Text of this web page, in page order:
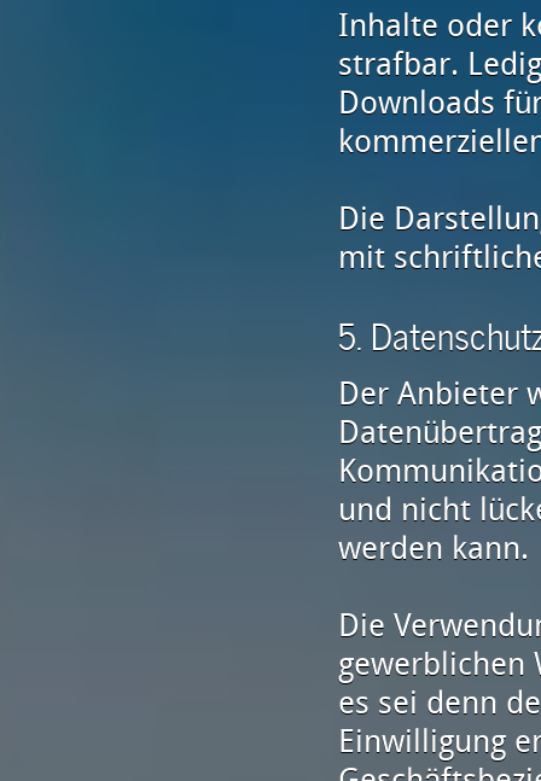
Inhalte oder
strafbar.
Downloads
Die
mit
5.
Der Anbieter
und nicht
werden kann.
Die
gewerblichen
es sei denn
Einwilligung